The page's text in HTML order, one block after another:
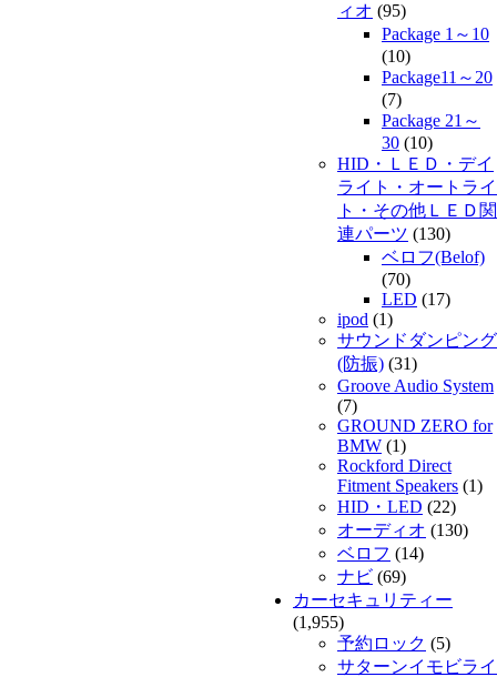
ィオ (95)
Package 1～10
(10)
Package11～20
(7)
Package 21～
30 (10)
HID・ＬＥＤ・デイ
ライト・オートライ
ト・その他ＬＥＤ関
連パーツ (130)
ベロフ(Belof)
(70)
LED (17)
ipod (1)
サウンドダンピング
(防振) (31)
Groove Audio System
(7)
GROUND ZERO for
BMW (1)
Rockford Direct
Fitment Speakers (1)
HID・LED (22)
オーディオ (130)
ベロフ (14)
ナビ (69)
カーセキュリティー
(1,955)
予約ロック (5)
サターンイモビライ